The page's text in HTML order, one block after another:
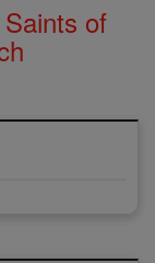
of